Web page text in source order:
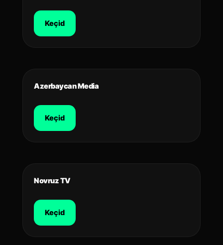
Keçid
Azerbaycan Media
Keçid
Novruz TV
Keçid